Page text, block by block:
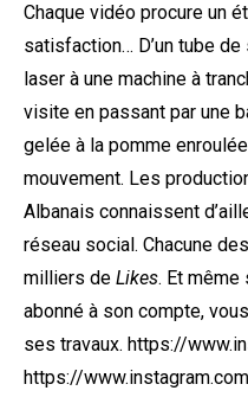
Chaque vidéo procure un
satisfaction… D’un tube
laser à une machine à
visite en passant par une
gelée à la pomme
mouvement. Les
Albanais connaissent
réseau social. Chacune
milliers de Likes. Et même
abonné à son compte,
ses travaux. https://
https://